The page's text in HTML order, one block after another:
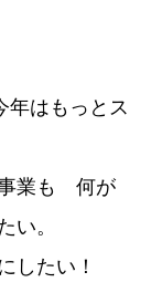
はもっとス
事業も 何が
い。
したい！